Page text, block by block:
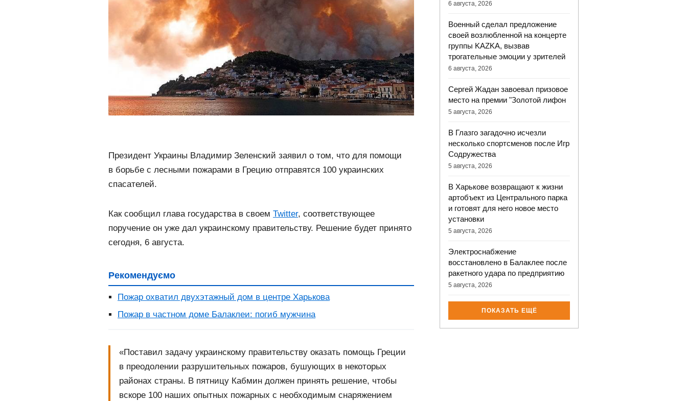
Президент Украины Владимир Зеленский заявил о том, что для помощи
в борьбе с лесными пожарами в Грецию отправятся 100 украинских
спасателей.
Как сообщил глава государства в своем Twitter, соответствующее
поручение он уже дал украинскому правительству. Решение будет принято
сегодня, 6 августа.
Рекомендуємо
Пожар охватил двухэтажный дом в центре Харькова
Пожар в частном доме Балаклеи: погиб мужчина
«Поставил задачу украинскому правительству оказать помощь Греции
в преодолении разрушительных пожаров, бушующих в некоторых
районах страны. В пятницу Кабмин должен принять решение, чтобы
вскоре 100 наших опытных пожарных с необходимым снаряжением
6 августа, 2026
Военный сделал предложение
своей возлюбленной на концерте
группы KAZKA, вызвав
трогательные эмоции у зрителей
6 августа, 2026
Сергей Жадан завоевал призовое
место на премии "Золотой лифон
5 августа, 2026
В Глазго загадочно исчезли
несколько спортсменов после Игр
Содружества
5 августа, 2026
В Харькове возвращают к жизни
артобъект из Центрального парка
и готовят для него новое место
установки
5 августа, 2026
Электроснабжение
восстановлено в Балаклее после
ракетного удара по предприятию
5 августа, 2026
ПОКАЗАТЬ ЕЩЁ